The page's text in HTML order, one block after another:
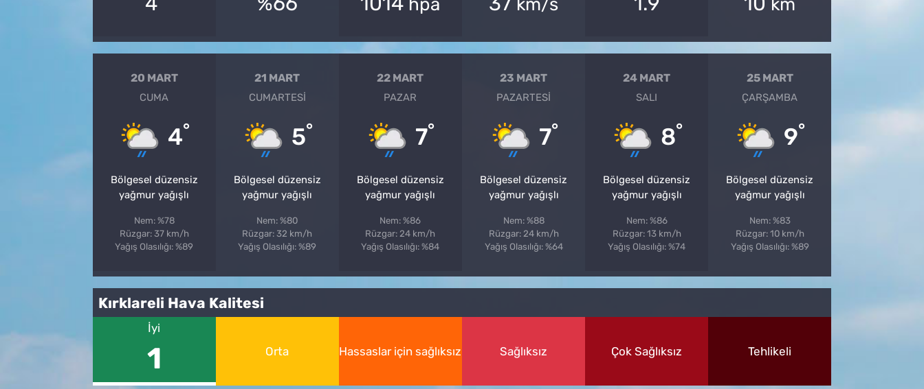
hpa km/s km
20 MART
CUMA
4°
Bölgesel düzensiz
yağmur yağışlı
Nem: %78
Rüzgar: 37 km/h
Yağış Olasılığı: %89
21 MART
CUMARTESI
5°
Bölgesel düzensiz
yağmur yağışlı
Nem: %80
Rüzgar: 32 km/h
Yağış Olasılığı: %89
22 MART
PAZAR
7°
Bölgesel düzensiz
yağmur yağışlı
Nem: %86
Rüzgar: 24 km/h
Yağış Olasılığı: %84
23 MART
PAZARTESI
7°
Bölgesel düzensiz
yağmur yağışlı
Nem: %88
Rüzgar: 24 km/h
Yağış Olasılığı: %64
24 MART
SALI
8°
Bölgesel düzensiz
yağmur yağışlı
Nem: %86
Rüzgar: 13 km/h
Yağış Olasılığı: %74
25 MART
ÇARŞAMBA
9°
Bölgesel düzensiz
yağmur yağışlı
Nem: %83
Rüzgar: 10 km/h
Yağış Olasılığı: %89
Kırklareli Hava Kalitesi
İyi
1 Orta Hassaslar için sağlıksız Sağlıksız Çok Sağlıksız Tehlikeli